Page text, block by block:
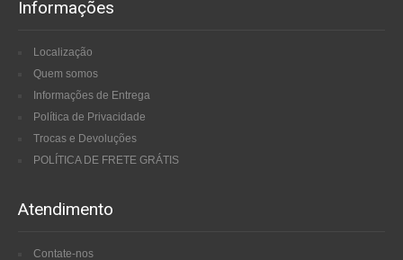
Informações
Localização
Quem somos
Informações de Entrega
Política de Privacidade
Trocas e Devoluções
POLÍTICA DE FRETE GRÁTIS
Atendimento
Contate-nos